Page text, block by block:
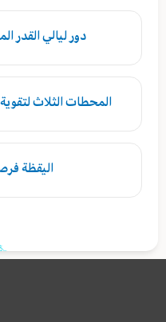
دور ليالي القدر
المحطات الثلاث
اليقظة